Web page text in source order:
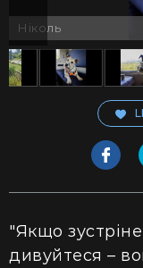
Ніколь
"Якщо
дивуйтеся –